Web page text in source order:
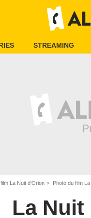
STREAMING
La Nuit d'Orion Photo du film
La